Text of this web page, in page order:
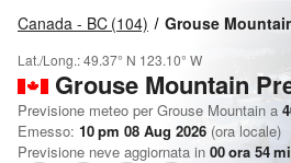
Canada - BC (104) Grouse
Lat./Long.:49.37° N 123.10° W
Grouse Mountain
Previsione meteo per Grouse Mountain a
Emesso: 10 pm 08 Aug 2026 (ora locale)
Previsione neve aggiornata in 00ora 54